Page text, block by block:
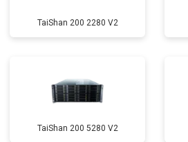
TaiShan 200 2280 V2
TaiShan 200 5280 V2